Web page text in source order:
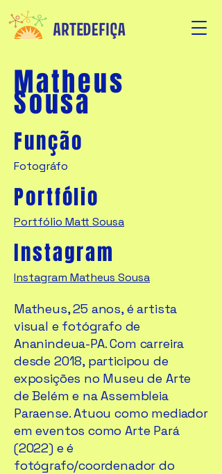
Matheus
Sousa
Função
Fotográfo
Portfólio
Portfólio Matt Sousa
Instagram
Instagram Matheus Sousa
Matheus, 25 anos, é artista
visual e fotógrafo de
Ananindeua-PA. Com carreira
desde 2018, participou de
exposições no Museu de Arte
de Belém e na Assembleia
Paraense. Atuou como mediador
em eventos como Arte Pará
(2022) e é
fotógrafo/coordenador do